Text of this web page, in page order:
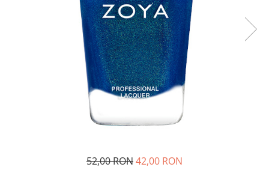
52,00 RON42,00 RON